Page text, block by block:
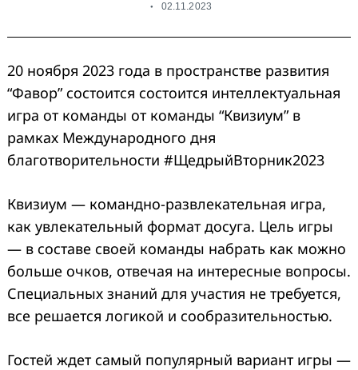
02.11.2023
20 ноября 2023 года в пространстве развития
“Фавор” состоится состоится интеллектуальная
игра от команды от команды “Квизиум” в
рамках Международного дня
благотворительности #ЩедрыйВторник2023
Квизиум — командно-развлекательная игра,
как увлекательный формат досуга. Цель игры
— в составе своей команды набрать как можно
больше очков, отвечая на интересные вопросы.
Специальных знаний для участия не требуется,
все решается логикой и сообразительностью.
Гостей ждет самый популярный вариант игры —